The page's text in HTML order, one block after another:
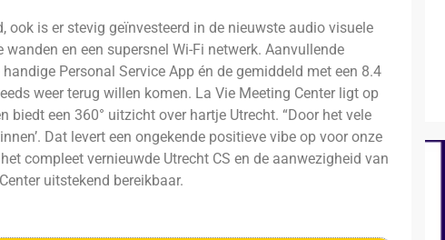
ook is er stevig geïnvesteerd in de nieuwste audio visuele
en een supersnel Wi-Fi netwerk. Aanvullende
Personal Service App én de gemiddeld met een 8.4
weer terug willen komen. La Vie Meeting Center ligt op
een 360° uitzicht over hartje Utrecht. “Door het vele
Dat levert een ongekende positieve vibe op voor onze
compleet vernieuwde Utrecht CS en de aanwezigheid van
uitstekend bereikbaar.